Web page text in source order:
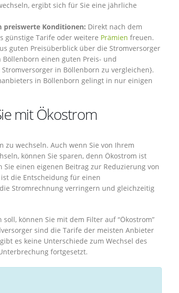
ergibt sich für Sie eine jährliche
preiswerte Konditionen: Direkt nach dem
günstige Tarife oder weitere Prämien freuen.
guten Preisüberblick über die Stromversorger
einen guten Preis- und
in Böllenborn zu vergleichen}.
in Böllenborn gelingt in nur einigen
mit Ökostrom
wechseln. Auch wenn Sie von Ihrem
können Sie sparen, denn Ökostrom ist
einen eigenen Beitrag zur Reduzierung von
die Entscheidung für einen
Stromrechnung verringern und gleichzeitig
können Sie mit dem Filter auf “Ökostrom”
sind die Tarife der meisten Anbieter
es keine Unterschiede zum Wechsel des
fortgesetzt.